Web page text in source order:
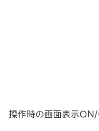
操作時の画面表示